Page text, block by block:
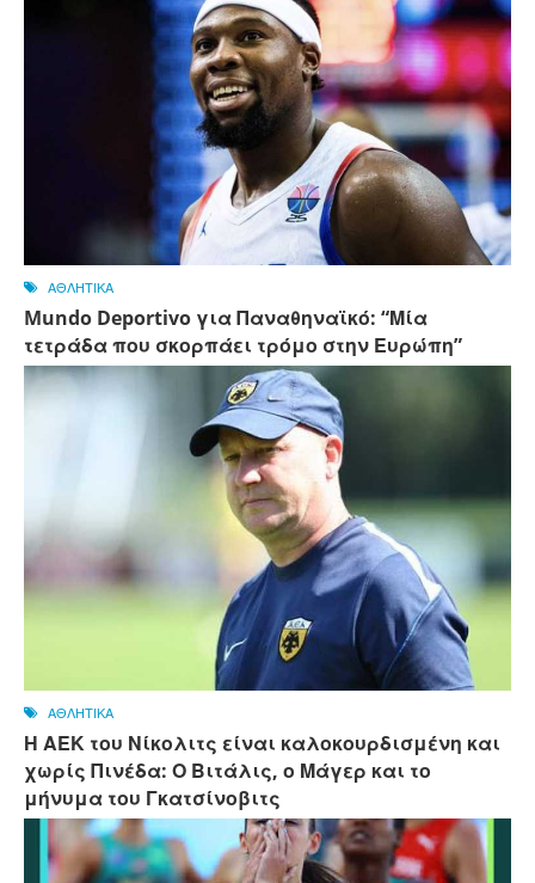
ΑΘΛΗΤΙΚΑ
Mundo Deportivo για Παναθηναϊκό: “Μία
τετράδα που σκορπάει τρόμο στην Ευρώπη”
ΑΘΛΗΤΙΚΑ
Η ΑΕΚ του Νίκολιτς είναι καλοκουρδισμένη και
χωρίς Πινέδα: Ο Βιτάλις, ο Μάγερ και το
μήνυμα του Γκατσίνοβιτς